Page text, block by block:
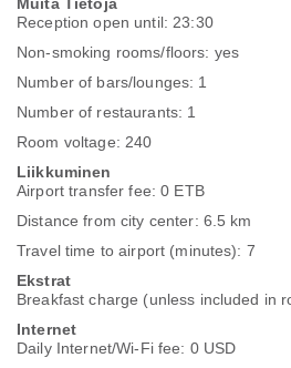
Muita Tietoja
Reception open until: 23:30
Non-smoking rooms/floors: yes
Number of bars/lounges: 1
Number of restaurants: 1
Room voltage: 240
Liikkuminen
Airport transfer fee: 0 ETB
Distance from city center: 6.5 km
Travel time to airport (minutes): 7
Ekstrat
Breakfast charge (unless included in
Internet
Daily Internet/Wi-Fi fee: 0 USD